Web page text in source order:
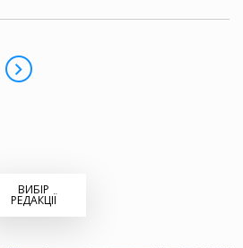
ВИБІР
РЕДАКЦІЇ